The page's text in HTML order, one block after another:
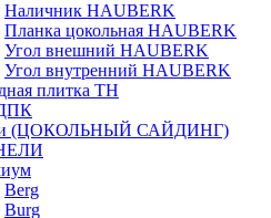
Наличник HAUBERK
Планка цокольная HAUBERK
Угол внешний HAUBERK
Угол внутренний HAUBERK
плитка ТН
ДПК
(ЦОКОЛЬНЫЙ САЙДИНГ)
Berg
Burg